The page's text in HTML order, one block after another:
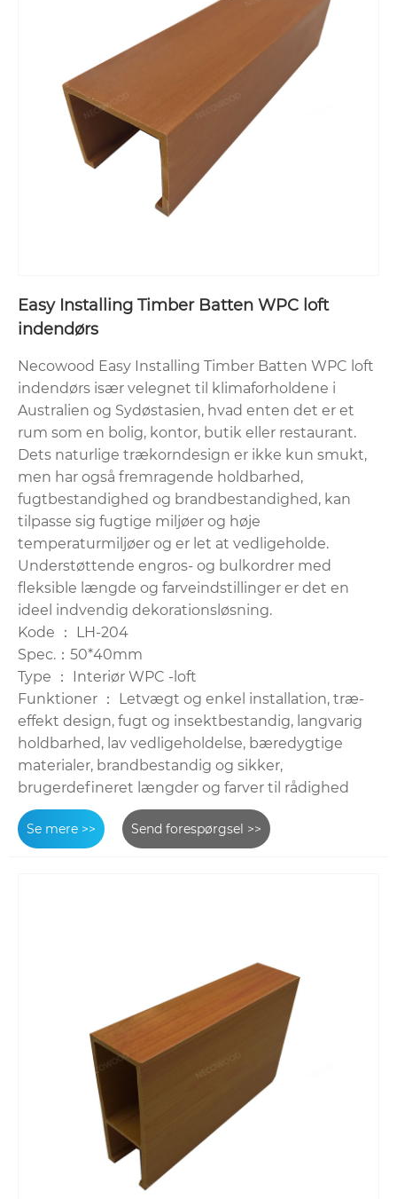
Easy Installing Timber Batten WPC loft
indendørs
Necowood Easy Installing Timber Batten WPC loft
indendørs især velegnet til klimaforholdene i
Australien og Sydøstasien, hvad enten det er et
rum som en bolig, kontor, butik eller restaurant.
Dets naturlige trækorndesign er ikke kun smukt,
men har også fremragende holdbarhed,
fugtbestandighed og brandbestandighed, kan
tilpasse sig fugtige miljøer og høje
temperaturmiljøer og er let at vedligeholde.
Understøttende engros- og bulkordrer med
fleksible længde og farveindstillinger er det en
ideel indvendig dekorationsløsning.
Kode ： LH-204
Spec.：50*40mm
Type ： Interiør WPC -loft
Funktioner ： Letvægt og enkel installation, træ-
effekt design, fugt og insektbestandig, langvarig
holdbarhed, lav vedligeholdelse, bæredygtige
materialer, brandbestandig og sikker,
brugerdefineret længder og farver til rådighed
Se mere >> Send forespørgsel >>